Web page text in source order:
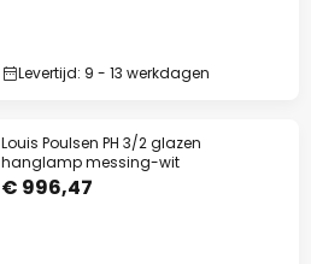
Levertijd: 9 - 13 werkdagen
Louis Poulsen PH 3/2 glazen
hanglamp messing-wit
€ 996,47